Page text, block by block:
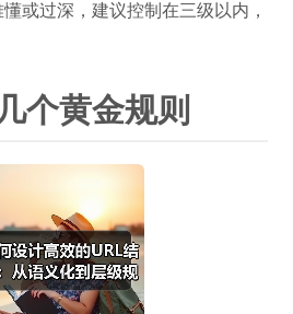
或过深，建议控制在三级以内，
个黄金规则